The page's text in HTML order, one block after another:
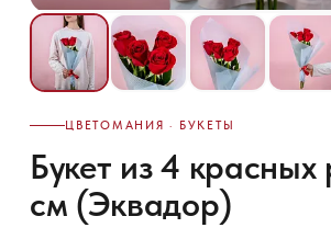
ЦВЕТОМАНИЯ · БУКЕТЫ
Букет из 4 красных
см (Эквадор)